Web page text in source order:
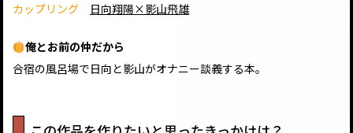
カップリング
日向翔陽×影山飛雄
俺とお前の仲だから
合宿の風呂場で日向と影山がオナニー談義する本。